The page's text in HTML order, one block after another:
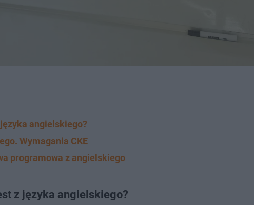
angielskiego?
Wymagania CKE
programowa z angielskiego
z języka angielskiego?